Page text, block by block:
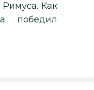
Как
победил